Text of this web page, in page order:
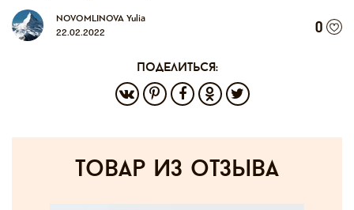
NOVOMLINOVA Yulia
22.02.2022
0
поделиться:
товар из отзыва